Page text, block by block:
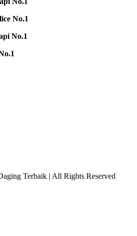
No.1
No.1
Terbaik | All Rights Reserved